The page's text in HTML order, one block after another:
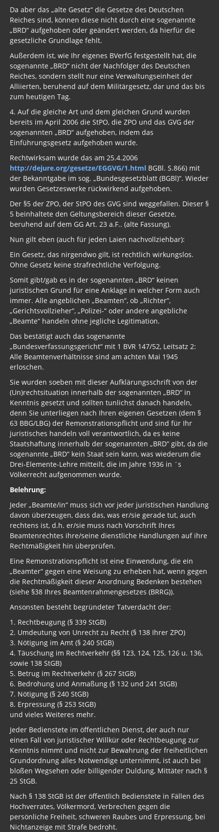
Da aber das „alte Gesetz“ die Gesetze des Deutschen
Reiches sind, können diese nicht durch eine sogenannte
„BRD“ aufgehoben oder geändert werden, da hierfür die
gesetzliche Grundlage fehlt.
Außerdem ist, wie Ihr eigenes BVerfG festgestellt hat, die
sogenannte „BRD“ nicht der Nachfolger des Deutschen
Reiches, sondern stellt nur eine Verwaltungseinheit der
Alliierten, beruhend auf dem Militärgesetz, dar und das bis
zum heutigen Tag.
4. Auf die gleiche Art und dem gleichen Grund wurden
bereits im April 2006 die StPO, die ZPO und das GVG der
sogenannten „BRD“ aufgehoben, indem das
Einführungsgesetz aufgehoben wurde.
Rechtwirksam wurde das am 25.4.2006
http://dejure.org/gesetze/EGGVG/1.html BGBl. S.866) mit
der Bekanntgabe im sog. „Bundesgesetzblatt (BGBl)“. Wieder
wurden Gesetzeswerke rückwirkend aufgehoben.
Der §5 der ZPO, der StPO des GVG sind weggefallen. Dieser §
5 beinhaltete den Geltungsbereich dieser Gesetze,
beruhend auf dem GG Art. 23 a.F.. (alte Fassung).
Nun gilt eben (auch für jeden Laien nachvollziehbar):
Ein Gesetz, das nirgendwo gilt, ist rechtlich wirkungslos.
Ohne Gesetz keine strafrechtliche Verfolgung.
Somit gibt/gab es in der sogenannten „BRD“ keinen
juristischen Grund für eine Anklage in welcher Form auch
immer. Alle angeblichen „Beamten“, ob „Richter“,
„Gerichtsvollzieher“, „Polizei-“ oder andere angebliche
„Beamte“ handeln ohne jegliche Legitimation.
Das bestätigt auch das sogenannte
„Bundesverfassungsgericht“ mit 1 BVR 147/52, Leitsatz 2:
Alle Beamtenverhältnisse sind am achten Mai 1945
erloschen.
Sie wurden soeben mit dieser Aufklärungsschrift von der
(Un)rechtsituation innerhalb der sogenannten „BRD“ in
Kenntnis gesetzt und sollten tunlichst danach handeln,
denn Sie unterliegen nach Ihren eigenen Gesetzen (dem §
63 BBG/LBG) der Remonstrationspflicht und sind für Ihr
juristisches handeln voll verantwortlich, da es keine
Staatshaftung innerhalb der sogenannten „BRD“ gibt, da die
sogenannte „BRD“ kein Staat sein kann, was wiederum die
Drei-Elemente-Lehre mitteilt, die im Jahre 1936 in ´s
Völkerrecht aufgenommen wurde.
Belehrung:
Jeder „Beamte/in“ muss sich vor jeder juristischen Handlung
davon überzeugen, dass das, was er/sie gerade tut, auch
rechtens ist, d.h. er/sie muss nach Vorschrift Ihres
Beamtenrechtes ihre/seine dienstliche Handlungen auf ihre
Rechtmäßigkeit hin überprüfen.
Eine Remonstrationspflicht ist eine Einwendung, die ein
„Beamter“ gegen eine Weisung zu erheben hat, wenn gegen
die Rechtmäßigkeit dieser Anordnung Bedenken bestehen
(siehe §38 Ihres Beamtenrahmengesetzes (BRRG)).
Ansonsten besteht begründeter Tatverdacht der:
1. Rechtbeugung (§ 339 StGB)
2. Umdeutung von Unrecht zu Recht (§ 138 Ihrer ZPO)
3. Nötigung im Amt (§ 240 StGB)
4. Täuschung im Rechtverkehr (§§ 123, 124, 125, 126 u. 136,
sowie 138 StGB)
5. Betrug im Rechtverkehr (§ 267 StGB)
6. Bedrohung und Anmaßung (§ 132 und 241 StGB)
7. Nötigung (§ 240 StGB)
8. Erpressung (§ 253 StGB)
und vieles Weiteres mehr.
Jeder Bedienstete im öffentlichen Dienst, der auch nur
einen Fall von juristischer Willkür oder Rechtbeugung zur
Kenntnis nimmt und nicht zur Bewahrung der freiheitlichen
Grundordnung alles Notwendige unternimmt, ist auch bei
bloßen Wegsehen oder billigender Duldung, Mittäter nach §
25 StGB.
Nach § 138 StGB ist der öffentlich Bedienstete in Fällen des
Hochverrates, Völkermord, Verbrechen gegen die
persönliche Freiheit, schweren Raubes und Erpressung, bei
Nichtanzeige mit Strafe bedroht.